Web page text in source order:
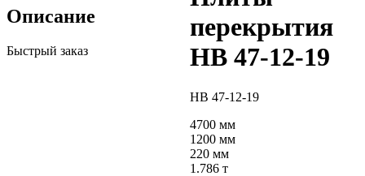
перекрытия
НВ 47-12-19
НВ 47-12-19
4700 мм
1200 мм
220 мм
1.786 т
Описание
Быстрый заказ